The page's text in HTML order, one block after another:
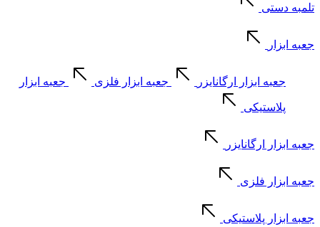
تلمبه دستی
جعبه ابزار
جعبه ابزار ارگانایزر جعبه ابزار فلزی جعبه ابزار
پلاستیکی
جعبه ابزار ارگانایزر
جعبه ابزار فلزی
جعبه ابزار پلاستیکی